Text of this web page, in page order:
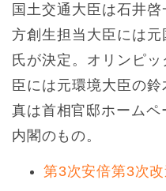
国土交通大臣は石井
方創生担当大臣には
氏が決定。オリンピ
臣には元環境大臣の
真は首相官邸ホーム
内閣のもの。
第3次安倍第3次